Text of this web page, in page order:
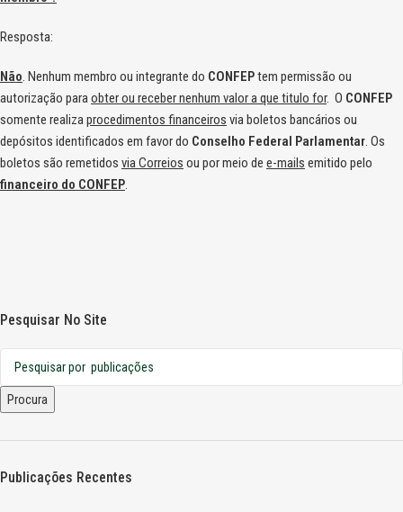
Resposta:
Não. Nenhum membro ou integrante do CONFEPtem permissão ou
autorização paraobter ou receber nenhum valor a que titulo for. O CONFEP
somente realizaprocedimentos financeiros via boletos bancários ou
depósitos identificados em favor do Conselho Federal Parlamentar. Os
boletos são remetidos via Correios ou por meio de e-mails emitido pelo
financeiro do CONFEP.
Pesquisar No Site
Procura
Publicações Recentes